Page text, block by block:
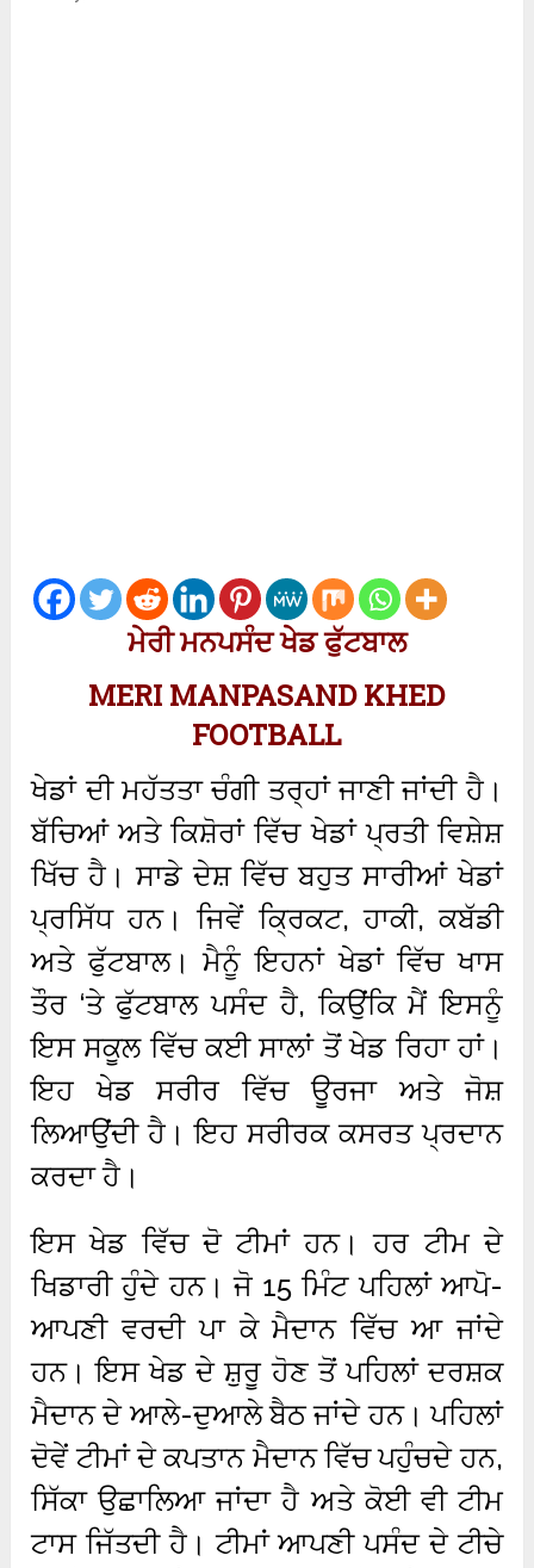
ਮੇਰੀ ਮਨਪਸੰਦ ਖੇਡ ਫੁੱਟਬਾਲ
MERI MANPASAND KHED
FOOTBALL
ਖੇਡਾਂ ਦੀ ਮਹੱਤਤਾ ਚੰਗੀ ਤਰ੍ਹਾਂ ਜਾਣੀ ਜਾਂਦੀ ਹੈ।
ਬੱਚਿਆਂ ਅਤੇ ਕਿਸ਼ੋਰਾਂ ਵਿੱਚ ਖੇਡਾਂ ਪ੍ਰਤੀ ਵਿਸ਼ੇਸ਼
ਖਿੱਚ ਹੈ। ਸਾਡੇ ਦੇਸ਼ ਵਿੱਚ ਬਹੁਤ ਸਾਰੀਆਂ ਖੇਡਾਂ
ਪ੍ਰਸਿੱਧ ਹਨ। ਜਿਵੇਂ ਕ੍ਰਿਕਟ, ਹਾਕੀ, ਕਬੱਡੀ
ਅਤੇ ਫੁੱਟਬਾਲ। ਮੈਨੂੰ ਇਹਨਾਂ ਖੇਡਾਂ ਵਿੱਚ ਖਾਸ
ਤੌਰ ‘ਤੇ ਫੁੱਟਬਾਲ ਪਸੰਦ ਹੈ, ਕਿਉਂਕਿ ਮੈਂ ਇਸਨੂੰ
ਇਸ ਸਕੂਲ ਵਿੱਚ ਕਈ ਸਾਲਾਂ ਤੋਂ ਖੇਡ ਰਿਹਾ ਹਾਂ।
ਇਹ ਖੇਡ ਸਰੀਰ ਵਿੱਚ ਊਰਜਾ ਅਤੇ ਜੋਸ਼
ਲਿਆਉਂਦੀ ਹੈ। ਇਹ ਸਰੀਰਕ ਕਸਰਤ ਪ੍ਰਦਾਨ
ਕਰਦਾ ਹੈ।
ਇਸ ਖੇਡ ਵਿੱਚ ਦੋ ਟੀਮਾਂ ਹਨ। ਹਰ ਟੀਮ ਦੇ
ਖਿਡਾਰੀ ਹੁੰਦੇ ਹਨ। ਜੋ 15 ਮਿੰਟ ਪਹਿਲਾਂ ਆਪੋ-
ਆਪਣੀ ਵਰਦੀ ਪਾ ਕੇ ਮੈਦਾਨ ਵਿੱਚ ਆ ਜਾਂਦੇ
ਹਨ। ਇਸ ਖੇਡ ਦੇ ਸ਼ੁਰੂ ਹੋਣ ਤੋਂ ਪਹਿਲਾਂ ਦਰਸ਼ਕ
ਮੈਦਾਨ ਦੇ ਆਲੇ-ਦੁਆਲੇ ਬੈਠ ਜਾਂਦੇ ਹਨ। ਪਹਿਲਾਂ
ਦੋਵੇਂ ਟੀਮਾਂ ਦੇ ਕਪਤਾਨ ਮੈਦਾਨ ਵਿੱਚ ਪਹੁੰਚਦੇ ਹਨ,
ਸਿੱਕਾ ਉਛਾਲਿਆ ਜਾਂਦਾ ਹੈ ਅਤੇ ਕੋਈ ਵੀ ਟੀਮ
ਟਾਸ ਜਿੱਤਦੀ ਹੈ। ਟੀਮਾਂ ਆਪਣੀ ਪਸੰਦ ਦੇ ਟੀਚੇ